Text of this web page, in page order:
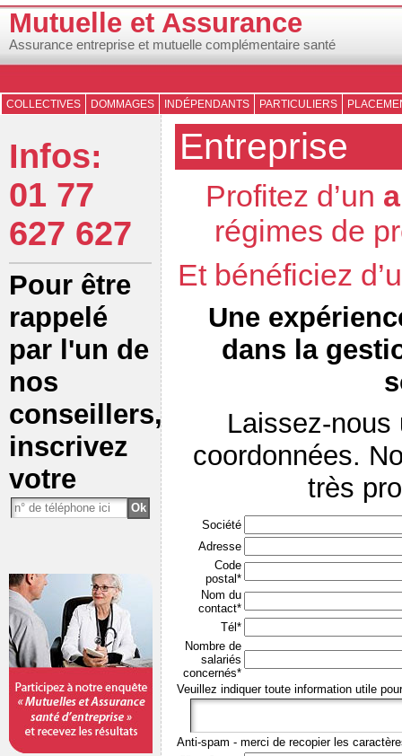
Mutuelle et Assurance
Assurance entreprise et mutuelle complémentaire santé
COLLECTIVES DOMMAGES INDÉPENDANTS PARTICULIERS
Infos:
01 77
627 627
Pour être
rappelé
par l'un de
nos
conseillers,
inscrivez
votre
Entreprise
Profitez d’un
régimes de
Et bénéficiez
Une
dans la
Laissez-
coordonnées.
très
Société
Adresse
Code
postal*
Nom du
contact*
Tél*
Nombre de
salariés
concernés*
Veuillez indiquer toute information utile
Anti-spam - merci de recopier les